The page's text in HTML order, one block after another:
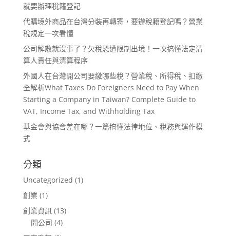
就要辦理稅籍登記
代購境外商品在台灣分裝再轉寄，要辦稅籍登記嗎？營業
稅規定一次看懂
公司解散就沒事了？欠稅恐遭限制出境！一次搞懂法定清
算人責任與清算程序
外國人在台灣開公司要繳哪些稅？營業稅、所得稅、扣繳
全解析What Taxes Do Foreigners Need to Pay When
Starting a Company in Taiwan? Complete Guide to
VAT, Income Tax, and Withholding Tax
基金會與協會差在哪？一篇搞懂法律地位、稅務與運作模
式
分類
Uncategorized (1)
創業 (1)
創業資訊(13)
開公司 (4)